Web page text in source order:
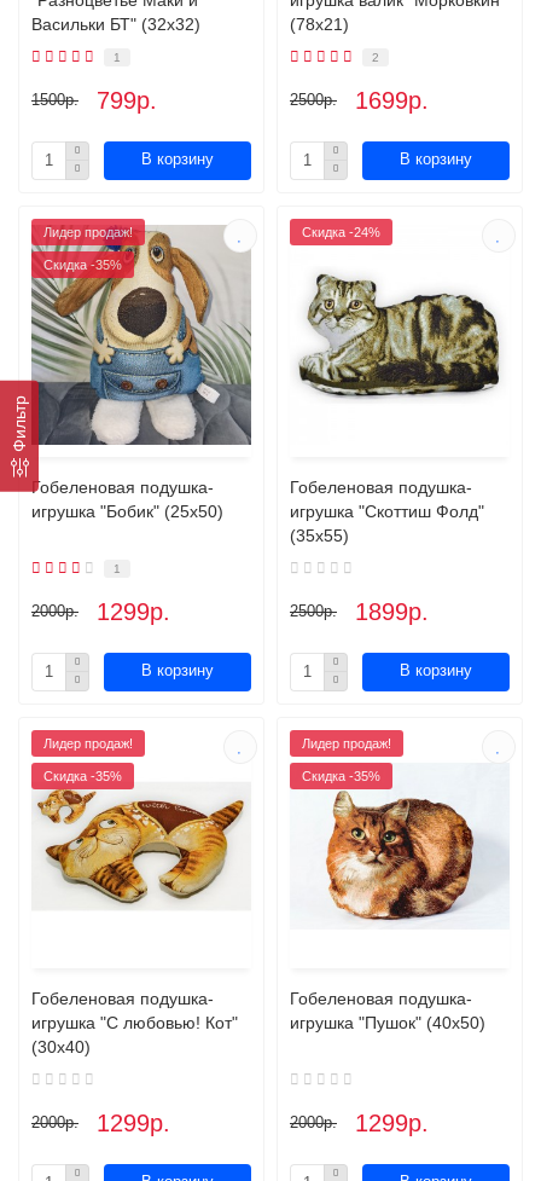
Фильтр
Васильки БТ" (32х32)
1
1500р. 799р.
В корзину
(78х21)
2
2500р. 1699р.
В корзину
Лидер продаж!
Скидка -35%
Гобеленовая подушка-
игрушка "Бобик" (25х50)
1
2000р. 1299р.
В корзину
Скидка -24%
Гобеленовая подушка-
игрушка "Скоттиш Фолд"
(35х55)
2500р. 1899р.
В корзину
Лидер продаж!
Скидка -35%
Гобеленовая подушка-
игрушка "С любовью! Кот"
(30х40)
2000р. 1299р.
Лидер продаж!
Скидка -35%
Гобеленовая подушка-
игрушка "Пушок" (40х50)
2000р. 1299р.